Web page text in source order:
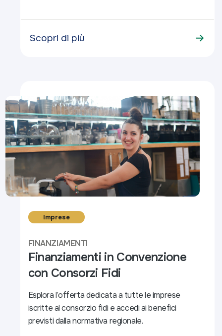
Scopri di più
Imprese
FINANZIAMENTI
Finanziamenti in Convenzione
con Consorzi Fidi
Esplora l’offerta dedicata a tutte le imprese
iscritte al consorzio fidi e accedi ai benefici
previsti dalla normativa regionale.